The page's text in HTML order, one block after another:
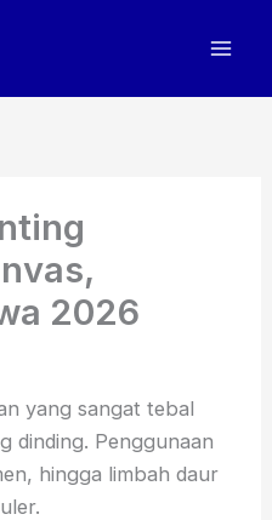
2026
yang sangat tebal
dinding. Penggunaan
hingga limbah daur